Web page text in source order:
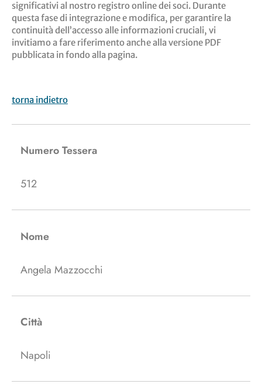
significativi al nostro registro online dei soci. Durante
questa fase di integrazione e modifica, per garantire la
continuità dell’accesso alle informazioni cruciali, vi
invitiamo a fare riferimento anche alla versione PDF
pubblicata in fondo alla pagina.
torna indietro
Numero Tessera
512
Nome
Angela Mazzocchi
Città
Napoli